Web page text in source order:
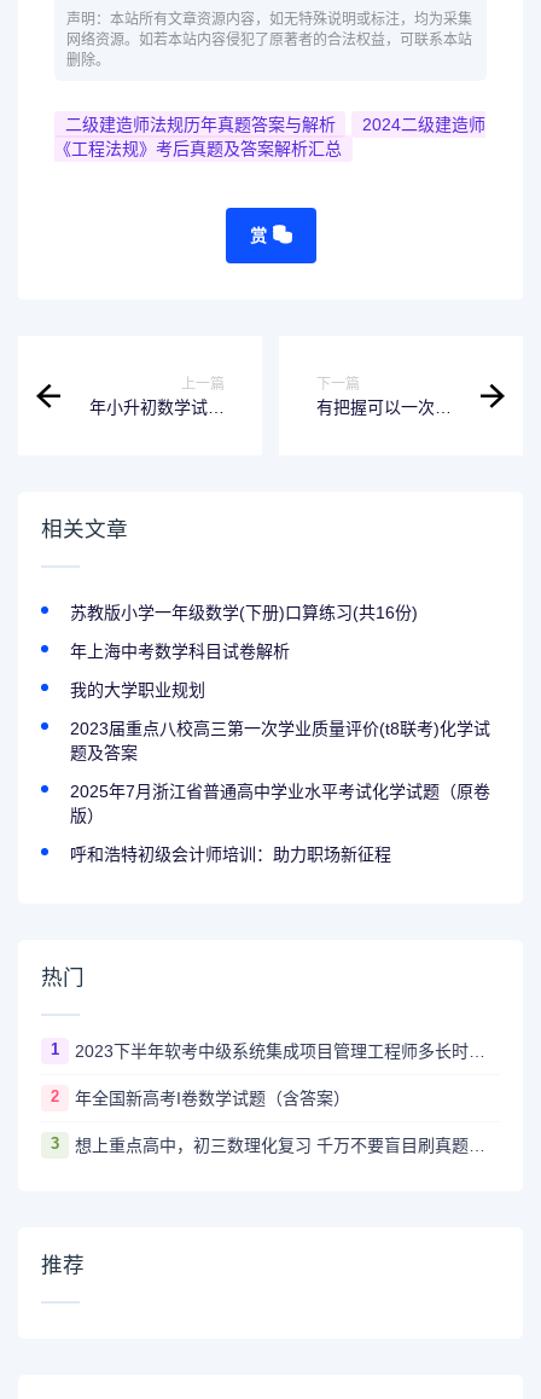
声明：本站所有文章资源内容，如无特殊说明或标注，均为采集
网络资源。如若本站内容侵犯了原著者的合法权益，可联系本站
删除。
二级建造师法规历年真题答案与解析
2024二级建造师
《工程法规》考后真题及答案解析汇总
赏
上一篇
年小升初数学试卷
下一篇
有把握可以一次性
相关文章
苏教版小学一年级数学(下册)口算练习(共16份)
年上海中考数学科目试卷解析
我的大学职业规划
2023届重点八校高三第一次学业质量评价(t8联考)化学试
题及答案
2025年7月浙江省普通高中学业水平考试化学试题（原卷
版）
呼和浩特初级会计师培训：助力职场新征程
热门
1 2023下半年软考中级系统集成项目管理工程师多长时间出成绩
2 年全国新高考I卷数学试题（含答案）
3 想上重点高中，初三数理化复习 千万不要盲目刷真题卷和模拟卷！
推荐